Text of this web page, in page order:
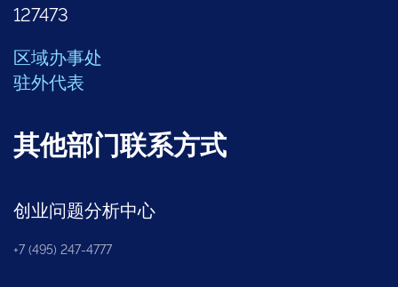
127473
区域办事处
驻外代表
其他部门联系方式
创业问题分析中心
+7 (495) 247-4777